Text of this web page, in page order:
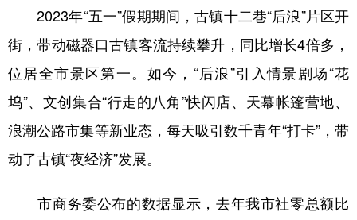
2023年“五一”假期期间，古镇十二巷“后浪”片区开
街，带动磁器口古镇客流持续攀升，同比增长4倍多，
位居全市景区第一。如今，“后浪”引入情景剧场“花
坞”、文创集合“行走的八角”快闪店、天幕帐篷营地、
浪潮公路市集等新业态，每天吸引数千青年“打卡”，带
动了古镇“夜经济”发展。
市商务委公布的数据显示，去年我市社零总额比